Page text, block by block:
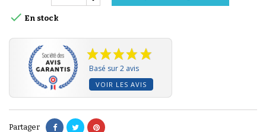
 En stock
Basé sur 2 avis
VOIR LES AVIS
Partager